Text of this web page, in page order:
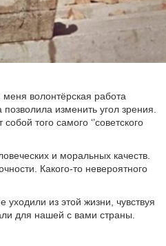
волонтёрская работа
изменить угол зрения.
того самого ‘’советского
и моральных качеств.
Какого-то невероятного
из этой жизни, чувствуя
для нашей с вами страны.